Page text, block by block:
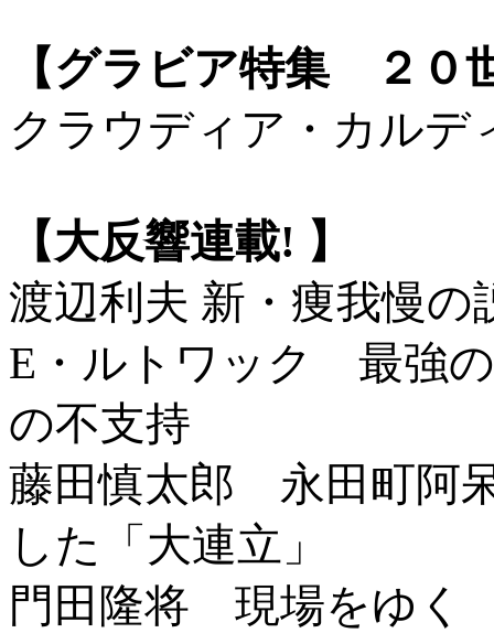
【グラビア特集 ２０
クラウディア・カルデ
【大反響連載! 】
渡辺利夫 新・痩我慢
E・ルトワック 最強
の不支持
藤田慎太郎 永田町阿
した「大連立」
門田隆将 現場をゆく